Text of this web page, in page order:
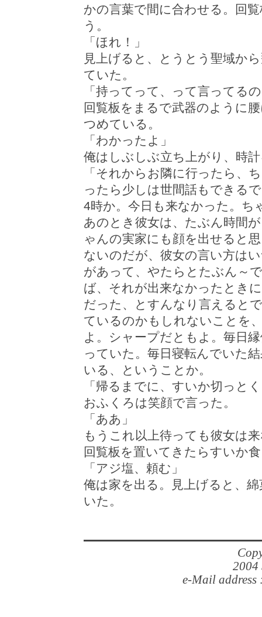
かの言葉で間に合わせる。回
う。
「ほれ！」
見上げると、とうとう聖域か
ていた。
「持ってって、って言ってる
回覧板をまるで武器のように
つめている。
「わかったよ」
俺はしぶしぶ立ち上がり、時
「それからお隣に行ったら、
ったら少しは世間話もできる
4時か。今日も来なかった。
あのとき彼女は、たぶん時間
ゃんの実家にも顔を出せると
ないのだが、彼女の言い方は
があって、やたらとたぶん～
ば、それが出来なかったとき
だった、とすんなり言えると
ているのかもしれないことを
よ。シャープだともよ。毎日
っていた。毎日寝転んでいた
いる、ということか。
「帰るまでに、すいか切っと
おふくろは笑顔で言った。
「ああ」
もうこれ以上待っても彼女は
回覧板を置いてきたらすいか
「アジ塩、頼む」
俺は家を出る。見上げると、
いた。
2004
e-Mail